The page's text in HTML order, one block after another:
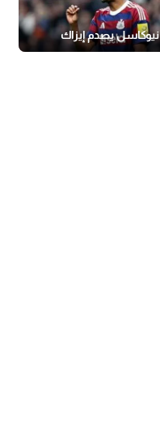
نيوكاسل يصدم إيزاك